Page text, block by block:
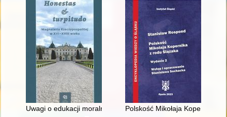
Uwagi o edukacji moralnej synów szlacheckich w XVI-
Polskość Mikołaja Kopernika z